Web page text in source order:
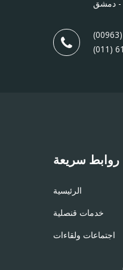
- دمشق
(011)
روابط سريعة
الرئيسية
خدمات قنصلية
اجتماعات ولقاءات